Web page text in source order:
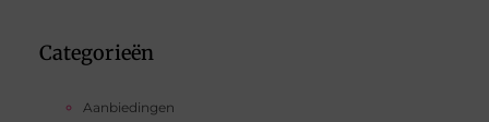
Categorieën
Aanbiedingen